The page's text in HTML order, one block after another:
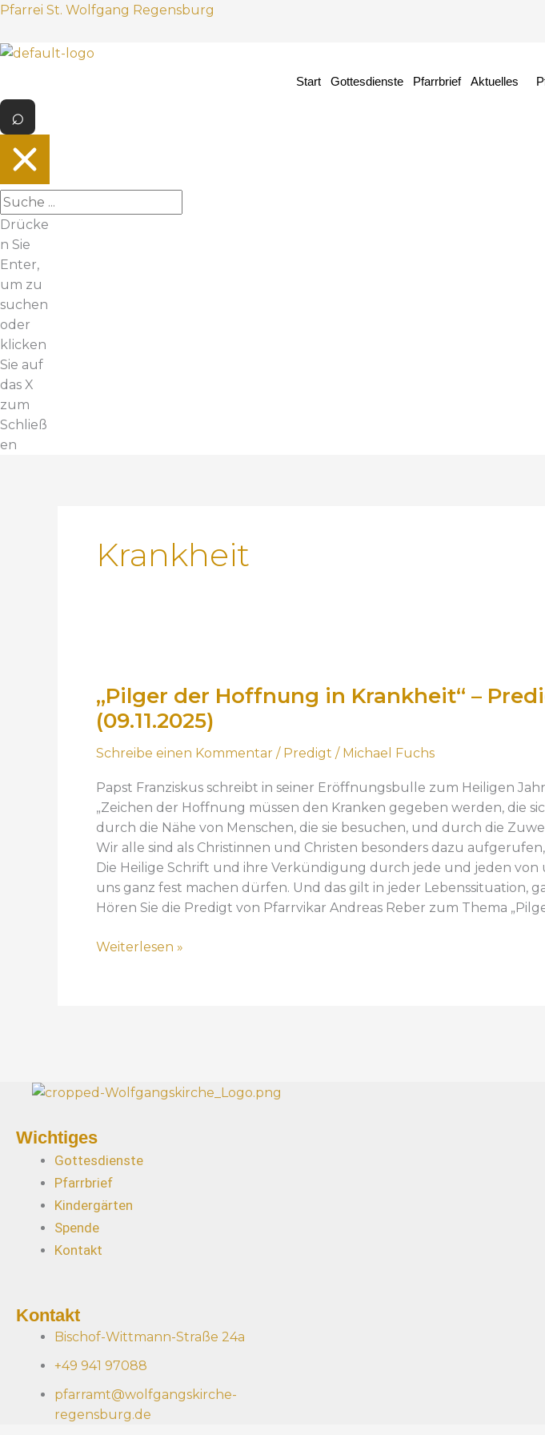
Z
m
h
a
s
p
r
n
g
e
n
Pfarrei St. Wolfgang Regensburg
Start Gottesdienste Pfarrbrief Aktuelles
Drücke
n Sie
Enter,
um zu
suchen
oder
klicken
Sie auf
das X
zum
Schließ
en
Krankheit
„Pilger der Hoffnung in Krankheit“ –
(09.11.2025)
Schreibe einen Kommentar / Predigt / Michael Fuchs
Papst Franziskus schreibt in seiner Eröffnungsbulle zum Heiligen
„Zeichen der Hoffnung müssen den Kranken gegeben werden, die
durch die Nähe von Menschen, die sie besuchen, und durch die
Wir alle sind als Christinnen und Christen besonders dazu
Die Heilige Schrift und ihre Verkündigung durch jede und jeden
uns ganz fest machen dürfen. Und das gilt in jeder Lebenssituation,
Hören Sie die Predigt von Pfarrvikar Andreas Reber zum Thema
l
g
e
d
e
r
H
o
f
f
u
a
k
h
e
t
“
–
d
g
t
r
Weiterlesen »
Wichtiges
Gottesdienste
Pfarrbrief
Kindergärten
Spende
Kontakt
Kontakt
Bischof-Wittmann-Straße 24a
+49 941 97088
pfarramt@wolfgangskirche-
regensburg.de